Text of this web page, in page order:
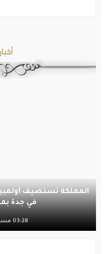
في جدة
03:28 مساءً, 29 Jul 2026